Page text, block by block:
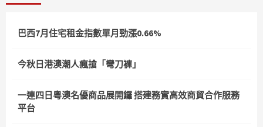
巴西7月住宅租金指數單月勁漲0.66%
今秋日港澳潮人瘋搶「彎刀褲」
一連四日粵澳名優商品展開鑼 搭建務實高效商貿合作服務
平台